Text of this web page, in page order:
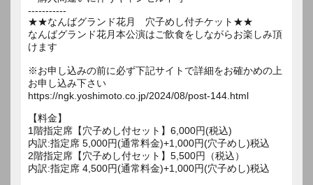
-----------
★★なんばグランド花月 穴子めし付チケット★★
なんばグランド花月本公演はご飲食をしながらお楽しみ頂
けます
※お申し込みの前に必ず下記サイトで詳細をお確かめの上
お申し込み下さい
https://ngk.yoshimoto.co.jp/2024/08/post-144.html
【料金】
1階指定席【穴子めし付セット】6,000円(税込)
内訳:指定席 5,000円(通常料金)+1,000円(穴子めし)税込
2階指定席【穴子めし付セット】5,500円（税込）
内訳:指定席 4,500円(通常料金)+1,000円(穴子めし)税込